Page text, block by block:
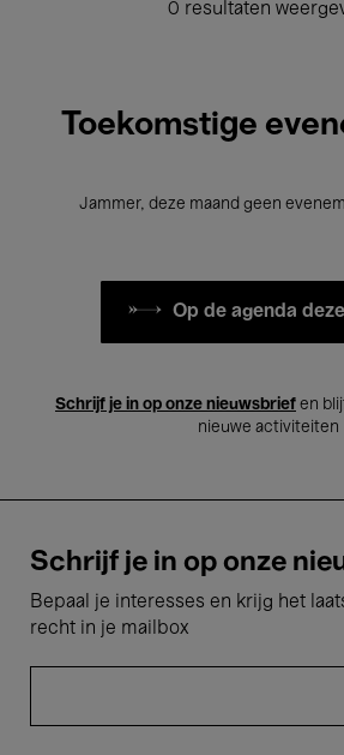
0 resultaten
Toekomstige
Jammer, deze maand geen
Op de agenda
Schrijf je in op onze nieuwsbrief en
nieuwe activiteiten
Schrijf je in op onze
Bepaal je interesses en krijg het
recht in je mailbox